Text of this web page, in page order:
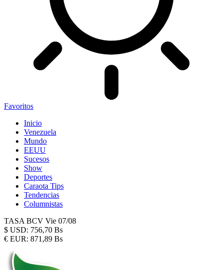
Favoritos
Inicio
Venezuela
Mundo
EEUU
Sucesos
Show
Deportes
Caraota Tips
Tendencias
Columnistas
TASA BCV Vie 07/08
$ USD: 756,70 Bs
€ EUR: 871,89 Bs